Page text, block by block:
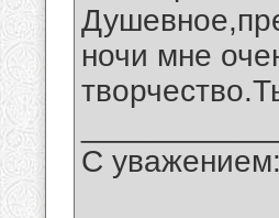
ночи мне
С